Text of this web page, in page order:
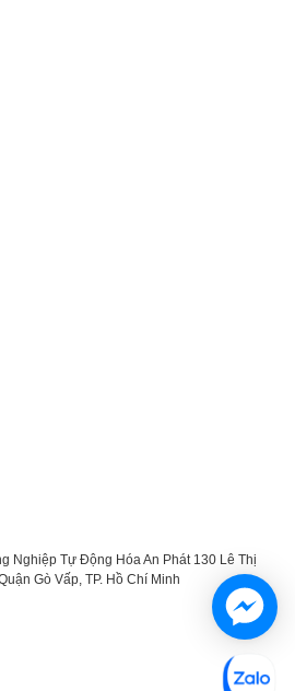
Nghiệp Tự Động Hóa An Phát 130 Lê Thị
Gò Vấp, TP. Hồ Chí Minh